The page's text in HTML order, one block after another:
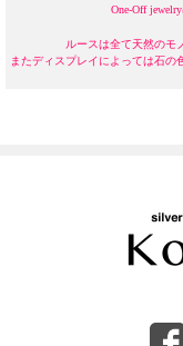
One-Off
ルースは全て天然のモ
またディスプレイによっては石の